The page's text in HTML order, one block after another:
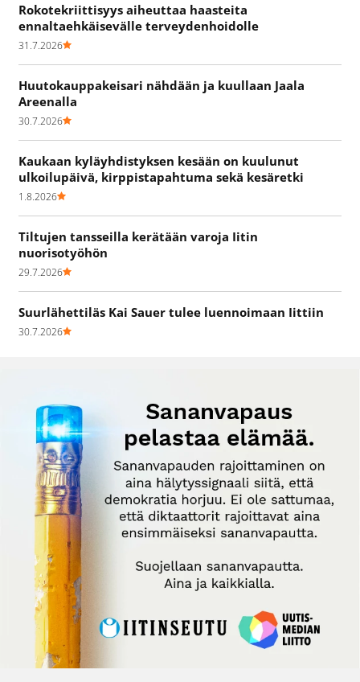
Rokotekriittisyys aiheuttaa haasteita
ennaltaehkäisevälle terveydenhoidolle
31.7.2026
Huutokauppakeisari nähdään ja kuullaan Jaala
Areenalla
30.7.2026
Kaukaan kyläyhdistyksen kesään on kuulunut
ulkoilupäivä, kirppistapahtuma sekä kesäretki
1.8.2026
Tiltujen tansseilla kerätään varoja Iitin
nuorisotyöhön
29.7.2026
Suurlähettiläs Kai Sauer tulee luennoimaan Iittiin
30.7.2026